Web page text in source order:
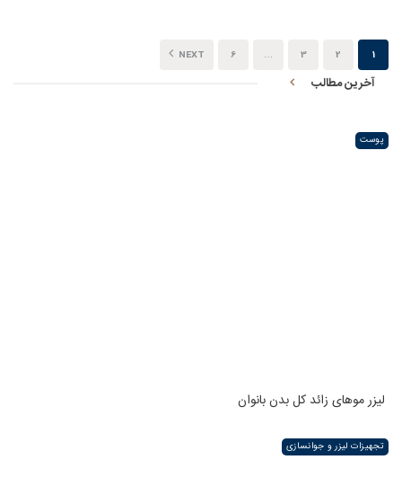
1
2
3
…
6
NEXT
آخرین مطالب
پوست
لیزر موهای زائد کل بدن بانوان
تجهیزات لیزر و جوانسازی